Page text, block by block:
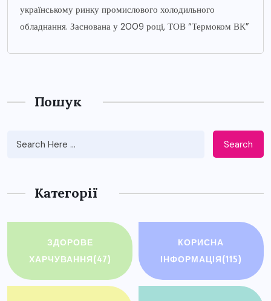
українському ринку промислового холодильного
обладнання. Заснована у 2009 році, ТОВ “Термоком ВК”
Пошук
Search
Категорії
ЗДОРОВЕ
ХАРЧУВАННЯ(47)
КОРИСНА
ІНФОРМАЦІЯ(115)